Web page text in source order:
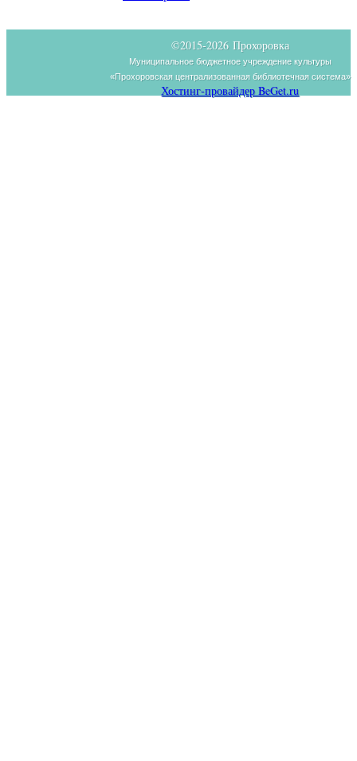
©2015-2026 Прохоровка
Муниципальное бюджетное учреждение культуры
«Прохоровская централизованная библиотечная система»
Хостинг-провайдер BeGet.ru